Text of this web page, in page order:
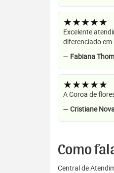
★★★★★
Excelente
diferenciado
— Fabiana
★★★★★
A Coroa de
— Cristiane
Como
Central de